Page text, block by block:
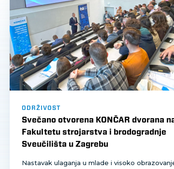
ODRŽIVOST
Svečano otvorena KONČAR dvorana
Fakultetu strojarstva i brodogradnje
Sveučilišta u Zagrebu
Nastavak ulaganja u mlade i visoko